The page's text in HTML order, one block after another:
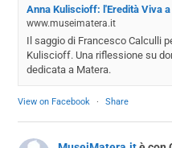
Anna Kuliscioff: l'Eredità Viva
www.museimatera.it
Il saggio di Francesco Calculli
Kuliscioff. Una riflessione su
dedicata a Matera.
View on Facebook · Share